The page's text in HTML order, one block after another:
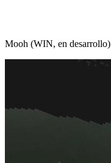
Mooh (WIN, en desarrollo)